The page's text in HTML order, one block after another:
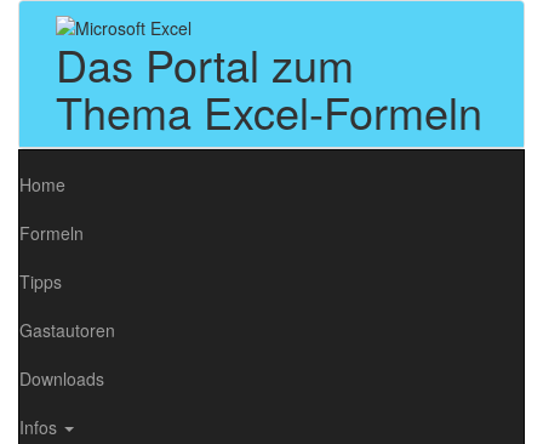
Das Portal zum
Thema Excel-Formeln
Home
Formeln
Tipps
Gastautoren
Downloads
Infos